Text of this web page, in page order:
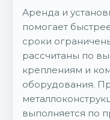
Аренда и
помогает
сроки
рассчитаны по
креплениям и
оборудования.
выполняется по